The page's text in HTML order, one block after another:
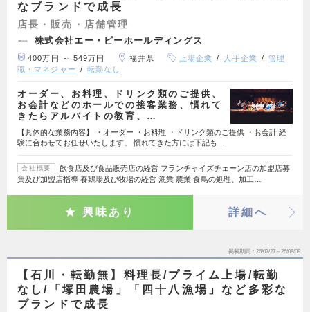
なブランドで成長
店長・販売・店舗管理
株式会社エー・ピーホールディングス
400万円 ～ 549万円 福井県 上場企業 大手企業
管理
職・マネジャー
転勤なし
オーダー、お料理、ドリンク類のご提供、
お会計などのホールでの接客業務、慣れて
きたらアルバイトの教育、…
【具体的な業務内容】 ・オーダー ・お料理 ・ドリンク類のご提供 ・お会計 経
験に合わせてお任せいたします。 慣れてきた方には下記も…
会社概要
飲食店及び食品販売店の経営 フランチャイズチェーン店の加盟店募
集及び加盟店指導 養鶏場及び牧場の経営 漁業 農業 食鳥の処理、加工…
興味あり 詳細へ
掲載期間 26/07/27～26/08/09
【石川・転勤無】料理長/プライム上場/転勤
なし/「塚田農場」「四十八漁場」など多彩な
ブランドで成長